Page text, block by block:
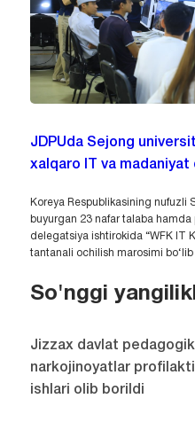
JDPUda Sejong
xalqaro IT va
Koreya Respublikasining nufuzli
buyurgan 23 nafar talaba
delegatsiya ishtirokida “WFK IT
tantanali ochilish marosimi bo‘lib
So'nggi
Jizzax davlat
narkojinoyatlar
ishlari olib borildi